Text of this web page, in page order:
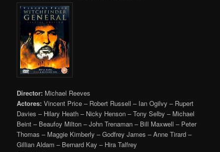
Director: Michael Reeves
Actores: Vincent Price – Robert Russell – Ian Ogilvy – Rupert
Davies – Hilary Heath – Nicky Henson – Tony Selby – Michael
Beint – Beaufoy Milton – John Trenaman – Bill Maxwell – Peter
Thomas – Maggie Kimberly – Godfrey James – Anne Tirard –
Gillian Aldam – Bernard Kay – Hira Talfrey